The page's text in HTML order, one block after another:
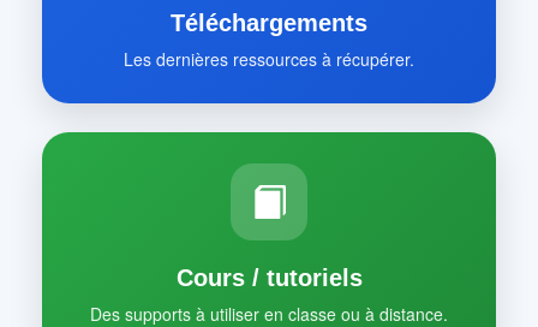
Téléchargements
Les dernières ressources à récupérer.
Cours / tutoriels
Des supports à utiliser en classe ou à distance.